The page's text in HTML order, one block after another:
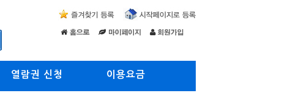
열람권 신청 이용요금